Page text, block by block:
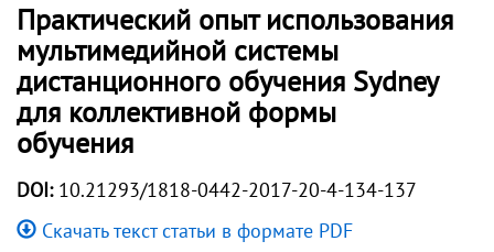
Практический опыт использования
мультимедийной системы
дистанционного обучения Sydney
для коллективной формы
обучения
DOI:10.21293/1818-0442-2017-20-4-134-137
Скачать текст статьи в формате PDF